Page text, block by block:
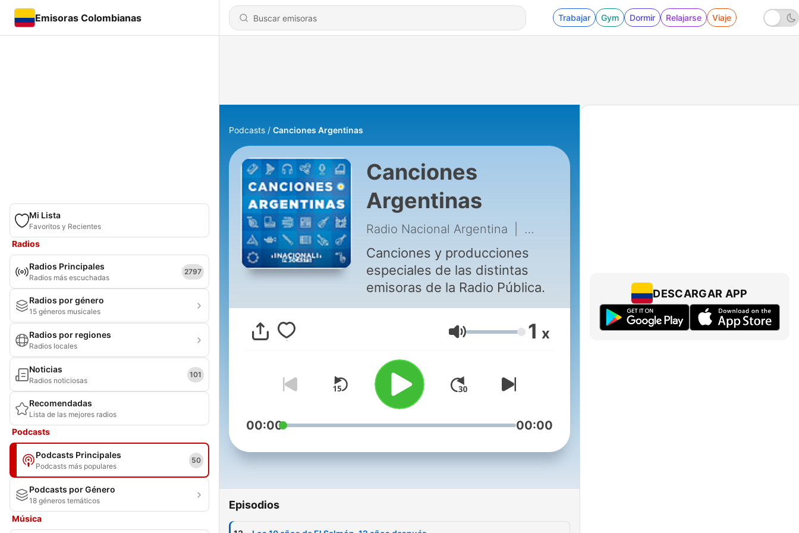
Emisoras Colombianas Trabajar Gym Dormir Relajarse Viaje
Mi Lista
Favoritos y Recientes
Radios
Radios Principales
Radios más escuchadas
2797
Radios por género
15 géneros musicales
Radios por regiones
Radios locales
Noticias
Radios noticiosas
101
Recomendadas
Lista de las mejores radios
Podcasts
Podcasts Principales
Podcasts más populares
50
Podcasts por Género
18 géneros temáticos
Música
Podcasts Canciones Argentinas
Canciones
Argentinas
Radio Nacional Argentina 13 - Los 10 años de El Salmón, 12 años después
Canciones y producciones
especiales de las distintas
emisoras de la Radio Pública.
Volumen 1 x
00:00 00:00
Episodios
DESCARGAR APP